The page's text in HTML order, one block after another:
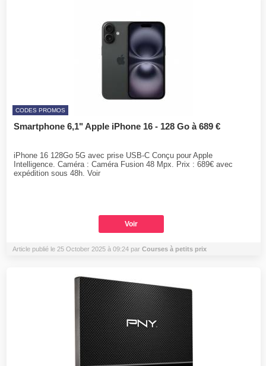
CODES PROMOS
Smartphone 6,1" Apple iPhone 16 - 128 Go à 689 €
iPhone 16 128Go 5G avec prise USB-C Conçu pour Apple
Intelligence. Caméra : Caméra Fusion 48 Mpx. Prix : 689€ avec
expédition sous 48h. Voir
Voir
Article publié le 25 October 2025 à 09:24 par Courses à petits prix